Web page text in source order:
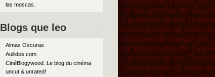
las moscas
Blogs que leo
Almas Oscuras
Aullidos.com
CinéBlogywood. Le blog du cinéma
uncut & unrated!